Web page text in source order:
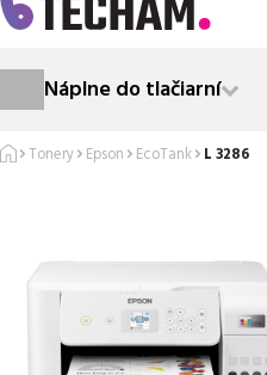
Náplne do tlačiarní
Tonery Epson EcoTank L 3286